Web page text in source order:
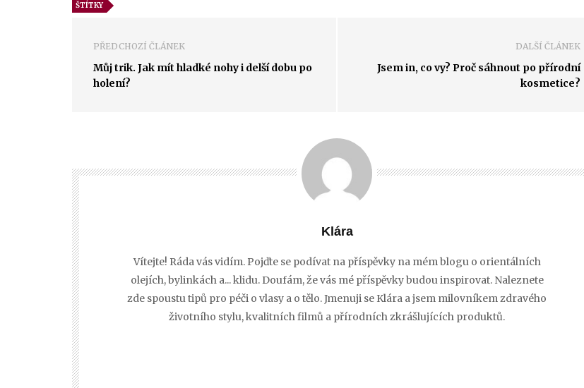
ŠTÍTKY
PŘEDCHOZÍ ČLÁNEK
Můj trik. Jak mít hladké nohy i delší dobu po
holení?
DALŠÍ ČLÁNEK
Jsem in, co vy? Proč sáhnout po přírodní
kosmetice?
Klára
Vítejte! Ráda vás vidím. Pojďte se podívat na příspěvky na mém blogu o orientálních
olejích, bylinkách a... klidu. Doufám, že vás mé příspěvky budou inspirovat. Naleznete
zde spoustu tipů pro péči o vlasy a o tělo. Jmenuji se Klára a jsem milovníkem zdravého
životního stylu, kvalitních filmů a přírodních zkrášlujících produktů.